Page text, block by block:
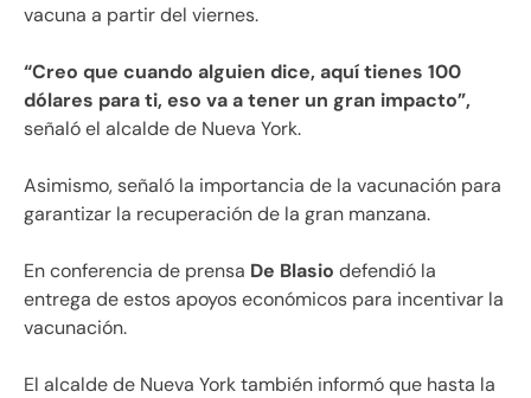
vacuna a partir del viernes.
“Creo que cuando alguien dice, aquí tienes 100
dólares para ti, eso va a tener un gran impacto”,
señaló el alcalde de Nueva York.
Asimismo, señaló la importancia de la vacunación para
garantizar la recuperación de la gran manzana.
En conferencia de prensa De Blasio defendió la
entrega de estos apoyos económicos para incentivar la
vacunación.
El alcalde de Nueva York también informó que hasta la